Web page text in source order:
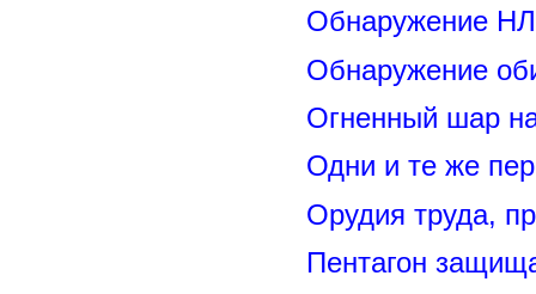
Обнаружение
Обнаружение
Огненный шар
Одни и те же
Орудия труда,
Пентагон